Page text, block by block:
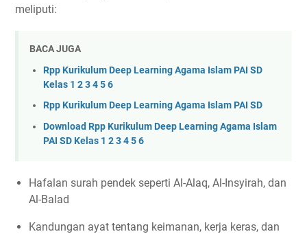
meliputi:
BACA JUGA
Rpp Kurikulum Deep Learning Agama Islam PAI SD
Kelas 1 2 3 4 5 6
Rpp Kurikulum Deep Learning Agama Islam PAI SD
Download Rpp Kurikulum Deep Learning Agama Islam
PAI SD Kelas 1 2 3 4 5 6
Hafalan surah pendek seperti Al-Alaq, Al-Insyirah, dan
Al-Balad
Kandungan ayat tentang keimanan, kerja keras, dan